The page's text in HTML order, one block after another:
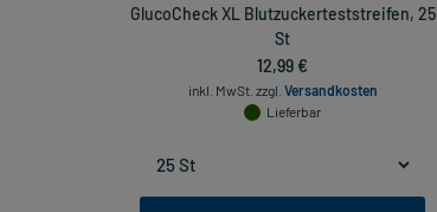
GlucoCheck XL Blutzuckerteststreifen, 25
St
12,99 €
inkl. MwSt. zzgl. Versandkosten
Lieferbar